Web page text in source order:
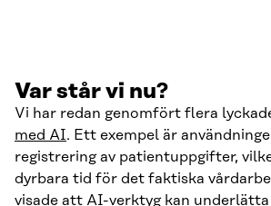
Var står vi nu?
Vi har redan genomfört flera
med AI. Ett exempel är
registrering av patientuppgifter,
dyrbara tid för det faktiska
visade att AI-verktyg kan